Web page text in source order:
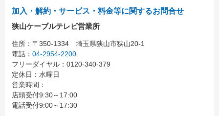
加入・解約・サービス・料金等に関するお問合せ
狭山ケーブルテレビ営業所
住所： 〒350-1334 埼玉県狭山市狭山20-1
電話： 04-2954-2200
フリーダイヤル：0120-340-379
定休日：水曜日
営業時間：
店頭受付9:30～17:00
電話受付9:00～17:30